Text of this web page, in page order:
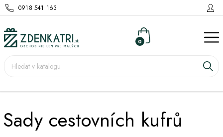
0918 541 163
0
Sady cestovních kufrů